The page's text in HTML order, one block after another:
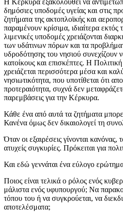
Η Κέρκυρα εξακολουθεί να
δημόσιες υποδομές υγείας και στις
ζητήματα της ακτοπλοϊκής και
παραμένουν κρίσιμα, ιδιαίτερα εκτός
λιμενικές υποδομές χρειάζονται
των υδάτινων πόρων και τα
υδροδότησης του νησιού συνεχίζουν
κατοίκους και επισκέπτες. Η
χρειάζεται περισσότερα μέσα και
νησιωτικότητα, που υποτίθεται ότι
προτεραιότητα, συχνά δεν
παρεμβάσεις για την Κέρκυρα.
Κάθε ένα από αυτά τα ζητήματα
Κανένα όμως δεν δικαιολογεί τη
Όταν οι εξαιρέσεις γίνονται κανόνας,
ατυχείς συγκυρίες. Πρόκειται για
Και εδώ γεννάται ένα εύλογο
Ποιος είναι τελικά ο ρόλος ενός
μάλιστα ενός υφυπουργού; Να
τόπου του ή να συγκρούεται, να
αποτελέσματα;